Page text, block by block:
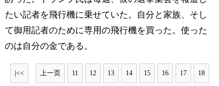
たい記者を飛行機に乗せていた。自分と家族、そし
て御用記者のために専用の飛行機を買った。使った
のは自分の金である。
|<< 上一页 11 12 13 14 15 16 17 18